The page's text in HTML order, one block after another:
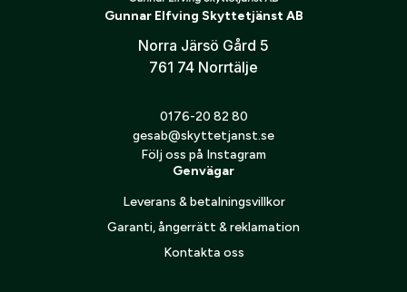
Gunnar Elfving Skyttetjänst AB
Norra Järsö Gård 5
761 74 Norrtälje
0176-20 82 80
gesab@skyttetjanst.se
Följ oss på Instagram
Genvägar
Leverans & betalningsvillkor
Garanti, ångerrätt & reklamation
Kontakta oss